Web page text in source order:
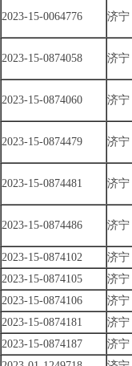
2023-15-0064776 济宁
2023-15-0874058 济宁
2023-15-0874060 济宁
2023-15-0874479 济宁
2023-15-0874481 济宁
2023-15-0874486 济宁
2023-15-0874102
济宁
2023-15-0874105
济宁
2023-15-0874106
济宁
2023-15-0874181
济宁
2023-15-0874187
济宁